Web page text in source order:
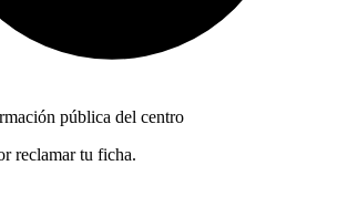
pública del centro
reclamar tu ficha.